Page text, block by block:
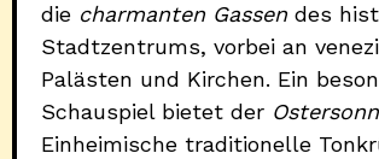
die charmanten Gassendes
Stadtzentrums, vorbei an
Palästen und Kirchen. Ein
Schauspiel bietet der
Einheimische traditionelle